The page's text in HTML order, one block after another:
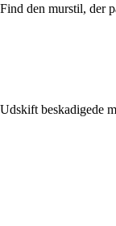
Find den murstil, der
Udskift beskadigede